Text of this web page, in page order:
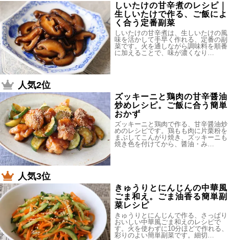
しいたけの甘辛煮のレシピ｜
生しいたけで作る、ご飯によ
く合う定番副菜
しいたけの甘辛煮は、生しいたけの風
味を活かして手早く作れる、定番の副
菜です。火を通しながら調味料を順番
に加えることで、味が濃くなり…
人気2位
ズッキーニと鶏肉の甘辛醤油
炒めレシピ。ご飯に合う簡単
おかず
ズッキーニと鶏肉で作る、甘辛醤油炒
めのレシピです。鶏もも肉に片栗粉を
まぶしてこんがり焼き、ズッキーニも
焼き色を付けてから、醤油・み…
人気3位
きゅうりとにんじんの中華風
ごま和え。ごま油香る簡単副
菜レシピ
きゅうりとにんじんで作る、さっぱり
おいしい中華風ごま和えのレシピで
す。火を使わずに10分ほどで作れる、
彩りのよい簡単副菜です。細切…